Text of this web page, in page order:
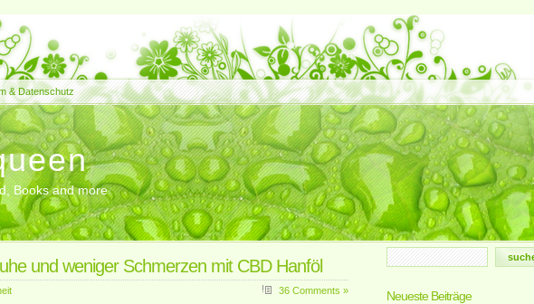
& Datenschutz
Books and more
und weniger Schmerzen mit CBD Hanföl
36 Comments » Neueste Beiträge